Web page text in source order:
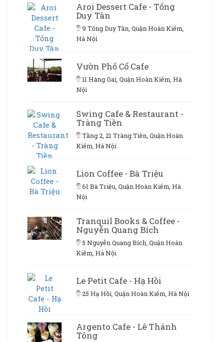
Aroi Dessert Cafe - Tống
Duy Tân
9 Tống Duy Tân, Quận Hoàn Kiếm,
Hà Nội
Vườn Phố Cổ Cafe
11 Hàng Gai, Quận Hoàn Kiếm, Hà
Nội
Swing Cafe & Restaurant -
Tràng Tiền
Tầng 2, 21 Tràng Tiền, Quận Hoàn
Kiếm, Hà Nội
Lion Coffee - Bà Triệu
61 Bà Triệu, Quận Hoàn Kiếm, Hà
Nội
Tranquil Books & Coffee -
Nguyễn Quang Bích
5 Nguyễn Quang Bích, Quận Hoàn
Kiếm, Hà Nội
Le Petit Cafe - Hạ Hồi
25 Hạ Hồi, Quận Hoàn Kiếm, Hà Nội
Argento Cafe - Lê Thánh
Tông